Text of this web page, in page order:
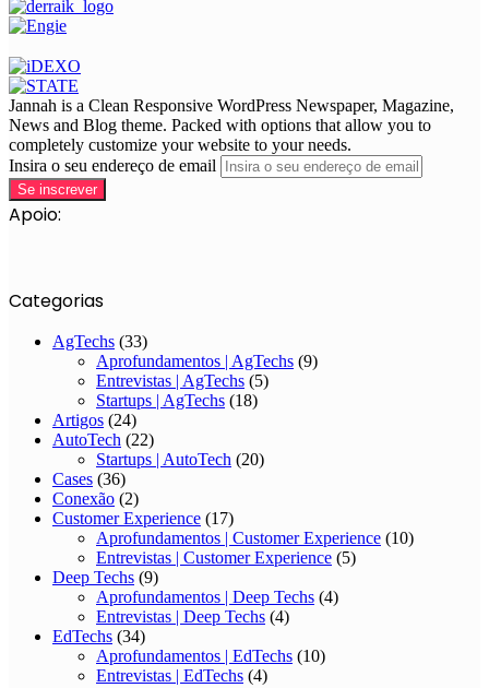
Jannah is a Clean Responsive WordPress Newspaper, Magazine,
News and Blog theme. Packed with options that allow you to
completely customize your website to your needs.
Insira o seu endereço de email
Apoio:
Categorias
AgTechs (33)
Aprofundamentos | AgTechs (9)
Entrevistas | AgTechs (5)
Startups | AgTechs (18)
Artigos (24)
AutoTech (22)
Startups | AutoTech (20)
Cases (36)
Conexão (2)
Customer Experience (17)
Aprofundamentos | Customer Experience (10)
Entrevistas | Customer Experience (5)
Deep Techs (9)
Aprofundamentos | Deep Techs (4)
Entrevistas | Deep Techs (4)
EdTechs (34)
Aprofundamentos | EdTechs (10)
Entrevistas | EdTechs (4)